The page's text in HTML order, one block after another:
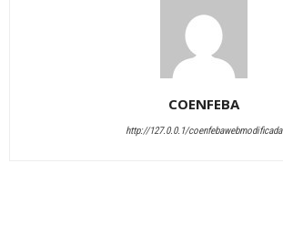
COENFEBA
http://127.0.0.1/coenfebawebmodificada